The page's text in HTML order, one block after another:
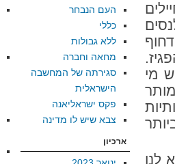
מי
לנו
העם הנבחר
כללי
ללא גבולות
מחאה וחברה
סגירתה של המחשבה
הישראלית
פקס ישראליאנה
צבא שיש לו מדינה
ארכיון